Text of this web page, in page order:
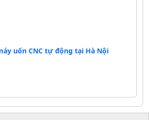
uốn CNC tự động tại Hà Nội